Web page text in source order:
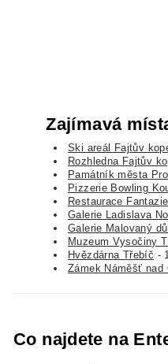
Zajímavá
Ski areál Fajtův
Rozhledna Fajtův
Památník města
Pizzerie Bowling
Restaurace
Galerie Ladislava
Galerie Malovaný
Muzeum Vysočiny
Hvězdárna Třebíč -
Zámek Náměšť nad
Co najdete na